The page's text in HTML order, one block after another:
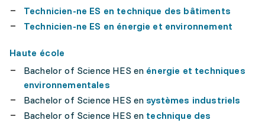
Technicien-ne ES en technique des bâtiments
Technicien-ne ES en énergie et environnement
Haute école
Bachelor of Science HES en énergie et techniques
environnementales
Bachelor of Science HES en systèmes industriels
Bachelor of Science HES en technique des